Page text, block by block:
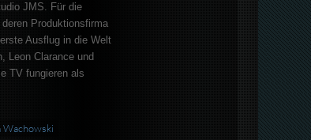
JMS. Für die
Produktionsfirma
Ausflug in die Welt
Leon Clarance und
TV fungieren als
Wachowski